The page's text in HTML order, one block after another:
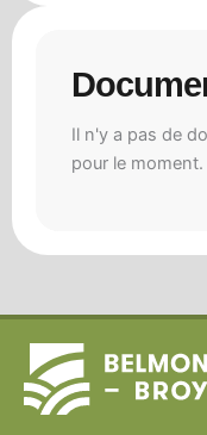
Il n'y a pas de
pour le moment.